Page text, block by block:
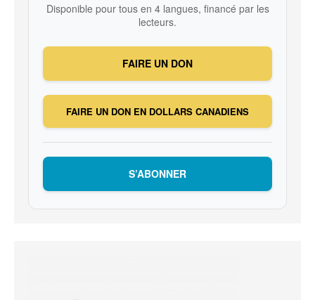
Disponible pour tous en 4 langues, financé par les
lecteurs.
FAIRE UN DON
FAIRE UN DON EN DOLLARS CANADIENS
S’ABONNER